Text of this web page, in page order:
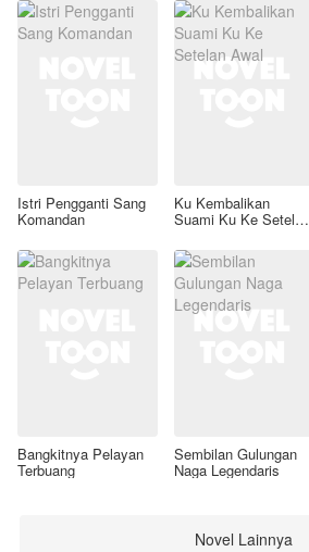
Istri Pengganti Sang
Komandan
Ku Kembalikan
Suami Ku Ke Setelan
Bangkitnya Pelayan
Terbuang
Sembilan Gulungan
Naga Legendaris
Novel Lainnya